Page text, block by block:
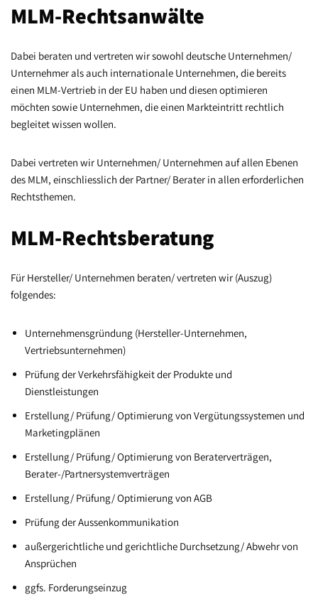
MLM-Rechtsanwälte
Dabei beraten und vertreten wir sowohl deutsche Unternehmen/
Unternehmer als auch internationale Unternehmen, die bereits
einen MLM-Vertrieb in der EU haben und diesen optimieren
möchten sowie Unternehmen, die einen Markteintritt rechtlich
begleitet wissen wollen.
Dabei vertreten wir Unternehmen/ Unternehmen auf allen Ebenen
des MLM, einschliesslich der Partner/ Berater in allen erforderlichen
Rechtsthemen.
MLM-Rechtsberatung
Für Hersteller/ Unternehmen beraten/ vertreten wir (Auszug)
folgendes:
Unternehmensgründung (Hersteller-Unternehmen,
Vertriebsunternehmen)
Prüfung der Verkehrsfähigkeit der Produkte und
Dienstleistungen
Erstellung/ Prüfung/ Optimierung von Vergütungssystemen und
Marketingplänen
Erstellung/ Prüfung/ Optimierung von Beraterverträgen,
Berater-/Partnersystemverträgen
Erstellung/ Prüfung/ Optimierung von AGB
Prüfung der Aussenkommunikation
außergerichtliche und gerichtliche Durchsetzung/ Abwehr von
Ansprüchen
ggfs. Forderungseinzug